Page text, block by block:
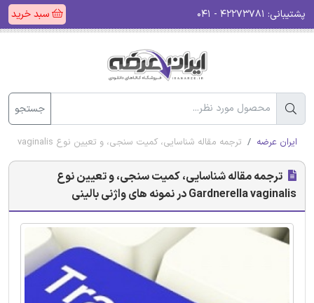
پشتیبانی: سبد خرید
جستجو
ایران عرضه ترجمه مقاله شناسایی، کمیت سنجی، و تعیین نوع Gardnerella vaginalis در نمونه های واژنی بالینی
ترجمه مقاله شناسایی، کمیت سنجی، و تعیین نوع
Gardnerella vaginalis در نمونه های واژنی بالینی